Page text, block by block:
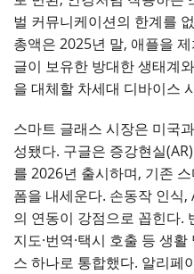
벌 커뮤니케이션의 한계를
총액은 2025년 말, 애플을
글이 보유한 방대한 생태계
을 대체할 차세대 디바이스
스마트 글래스 시장은 미국
성됐다. 구글은 증강현실
를 2026년 출시하며, 기존
폼을 내세운다. 손동작 인식
의 연동이 강점으로 꼽힌다.
지도·번역·택시 호출 등 생
스 하나로 통합했다. 알리페